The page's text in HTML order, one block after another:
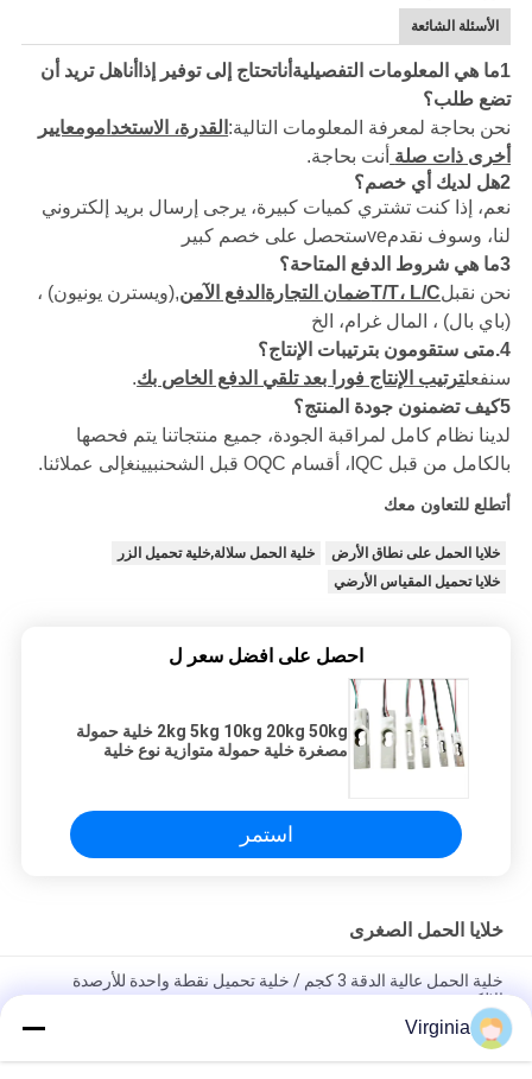
الأسئلة الشائعة
1ما هي المعلومات التفصيلية أناتحتاج إلى توفير إذا أناهل تريد أن
تضع طلب؟
نحن بحاجة لمعرفة المعلومات التالية: القدرة، الاستخدامومعايير
أخرى ذات صلة أنت بحاجة.
2هل لديك أي خصم؟
نعم، إذا كنت تشتري كميات كبيرة، يرجى إرسال بريد إلكتروني
لنا، وسوف نقدمveستحصل على خصم كبير
3ما هي شروط الدفع المتاحة؟
نحن نقبلT/T، L/Cضمان التجارة الدفع الآمن,(ويسترن يونيون) ،
(باي بال) ، المال غرام، الخ
4. متى ستقومون بترتيبات الإنتاج؟
سنفعلترتيب الإنتاج فورا بعد تلقي الدفع الخاص بك.
5كيف تضمنون جودة المنتج؟
لدينا نظام كامل لمراقبة الجودة، جميع منتجاتنا يتم فحصها
بالكامل من قبل IQC، أقسام OQC قبل الشحن
بيينغإلى عملائنا.
أتطلع للتعاون معك
خلايا الحمل على نطاق الأرض
خلية الحمل سلالة,خلية تحميل الزر
خلايا تحميل المقياس الأرضي
احصل على افضل سعر ل
2kg 5kg 10kg 20kg 50kg خلية حمولة
مصغرة خلية حمولة متوازية نوع خلية
استمر
خلايا الحمل الصغرى
خلية الحمل عالية الدقة 3 كجم / خلية تحميل نقطة واحدة للأرصدة
الإلكترونية
صغير الوزن الاستشعار
Virginia